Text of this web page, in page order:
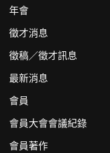
年會
徵才消息
徵稿／徵才訊息
最新消息
會員
會員大會會議紀錄
會員著作